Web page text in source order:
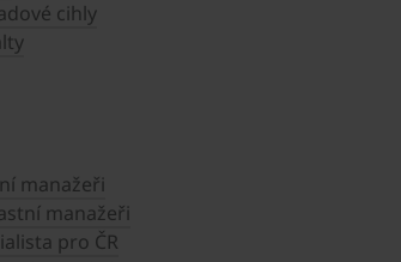
cihly
manažeři
manažeři
pro ČR